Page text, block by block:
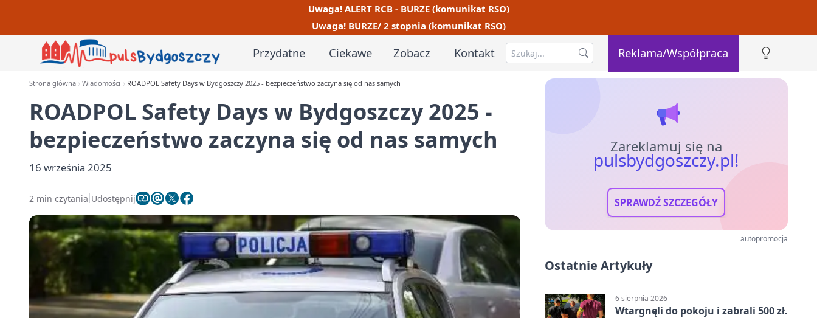
Uwaga! ALERT RCB - BURZE (komunikat RSO)
Uwaga! BURZE/ 2 stopnia (komunikat RSO)
Przydatne Ciekawe Zobacz Kontakt Reklama/Współpraca
Strona główna Wiadomości ROADPOL Safety Days w Bydgoszczy 2025 - bezpieczeństwo zaczyna się od nas samych
ROADPOL Safety Days w Bydgoszczy 2025 -
bezpieczeństwo zaczyna się od nas samych
16 września 2025
2 min czytania Udostępnij
Zareklamuj się na
pulsbydgoszczy.pl!
SPRAWDŹ SZCZEGÓŁY
autopromocja
Ostatnie Artykuły
6 sierpnia 2026
Wtargnęli do pokoju i zabrali 500 zł.